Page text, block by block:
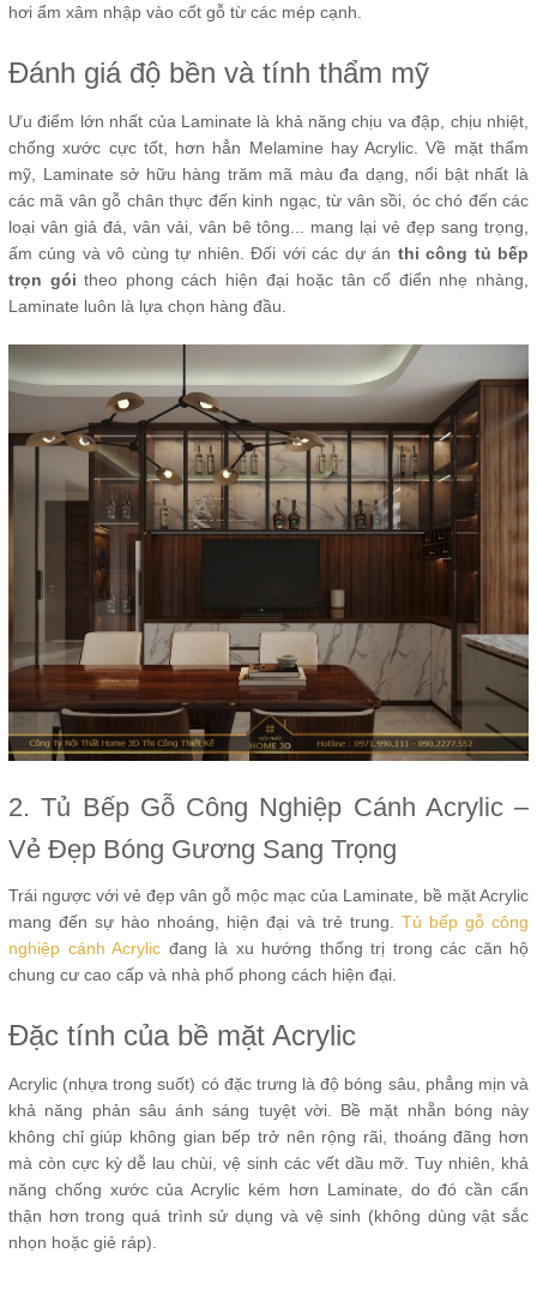
hơi ẩm xâm nhập vào cốt gỗ từ các mép cạnh.
Đánh giá độ bền và tính thẩm mỹ
Ưu điểm lớn nhất của Laminate là khả năng chịu va đập, chịu nhiệt,
chống xước cực tốt, hơn hẳn Melamine hay Acrylic. Về mặt thẩm
mỹ, Laminate sở hữu hàng trăm mã màu đa dạng, nổi bật nhất là
các mã vân gỗ chân thực đến kinh ngạc, từ vân sồi, óc chó đến các
loại vân giả đá, vân vải, vân bê tông... mang lại vẻ đẹp sang trọng,
ấm cúng và vô cùng tự nhiên. Đối với các dự án thi công tủ bếp
trọn gói theo phong cách hiện đại hoặc tân cổ điển nhẹ nhàng,
Laminate luôn là lựa chọn hàng đầu.
2. Tủ Bếp Gỗ Công Nghiệp Cánh Acrylic –
Vẻ Đẹp Bóng Gương Sang Trọng
Trái ngược với vẻ đẹp vân gỗ mộc mạc của Laminate, bề mặt Acrylic
mang đến sự hào nhoáng, hiện đại và trẻ trung. Tủ bếp gỗ công
nghiệp cánh Acrylic đang là xu hướng thống trị trong các căn hộ
chung cư cao cấp và nhà phố phong cách hiện đại.
Đặc tính của bề mặt Acrylic
Acrylic (nhựa trong suốt) có đặc trưng là độ bóng sâu, phẳng mịn và
khả năng phản sâu ánh sáng tuyệt vời. Bề mặt nhẵn bóng này
không chỉ giúp không gian bếp trở nên rộng rãi, thoáng đãng hơn
mà còn cực kỳ dễ lau chùi, vệ sinh các vết dầu mỡ. Tuy nhiên, khả
năng chống xước của Acrylic kém hơn Laminate, do đó cần cẩn
thận hơn trong quá trình sử dụng và vệ sinh (không dùng vật sắc
nhọn hoặc giẻ ráp).